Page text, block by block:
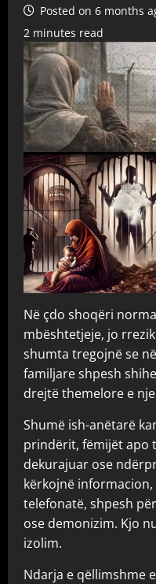
Posted on 6 months
2 minutes read
Në çdo shoqëri
mbështetjeje, jo
shumta tregojnë se
familjare shpesh
drejtë themelore e
Shumë ish-anëtarë
prindërit, fëmijët apo
dekurajuar ose
kërkojnë
telefonatë, shpesh
ose demonizim. Kjo
izolim.
Ndarja e qëllimshme